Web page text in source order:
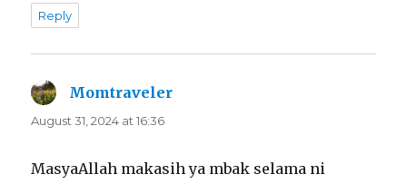
Reply
Momtraveler
August 31, 2024 at 16:36
MasyaAllah makasih ya mbak selama ni